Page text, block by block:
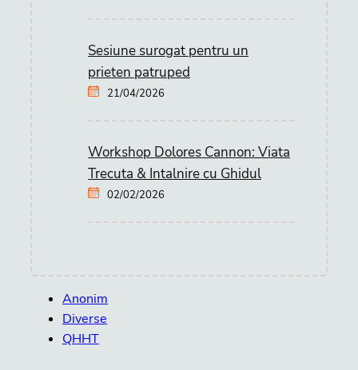
Sesiune surogat pentru un
prieten patruped
21/04/2026
Workshop Dolores Cannon: Viata
Trecuta & Intalnire cu Ghidul
02/02/2026
Anonim
Diverse
QHHT